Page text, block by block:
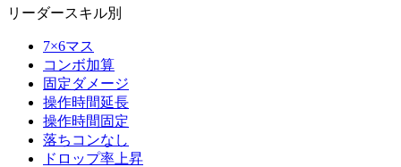
リーダースキル別
7×6マス
コンボ加算
固定ダメージ
操作時間延長
操作時間固定
落ちコンなし
ドロップ率上昇